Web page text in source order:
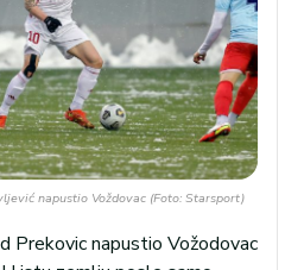
napustio Voždovac (Foto: Starsport)
Prekovic napustio Vožodovac